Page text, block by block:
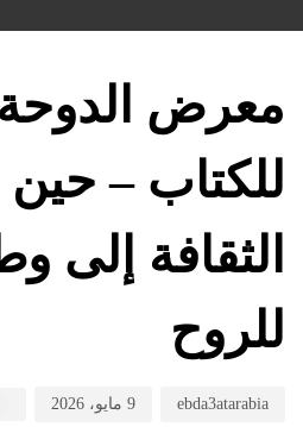
معرض الدوحة
للكتاب –
الثقافة إلى
للروح
ebda3atarabia 9 مايو، 2026